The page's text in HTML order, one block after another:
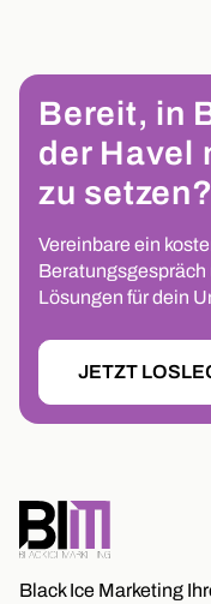
Bereit, in
der Havel
zu
Vereinbare ein
Lösungen für dein
JETZT
Black Ice Marketing